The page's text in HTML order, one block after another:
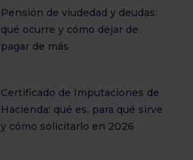
Pensión de viudedad y deudas:
qué ocurre y cómo dejar de
pagar de más
Certificado de Imputaciones de
Hacienda: qué es, para qué sirve
y cómo solicitarlo en 2026